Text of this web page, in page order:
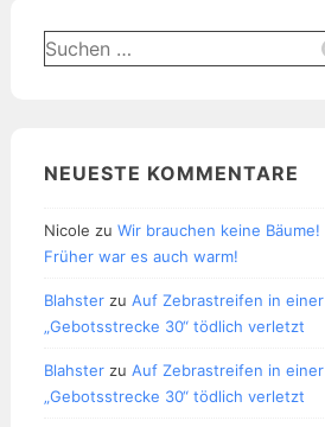
Suchen
nach:
NEUESTE KOMMENTARE
Nicole zu Wir brauchen keine Bäume!
Früher war es auch warm!
Blahster zu Auf Zebrastreifen in einer
„Gebotsstrecke 30“ tödlich verletzt
Blahster zu Auf Zebrastreifen in einer
„Gebotsstrecke 30“ tödlich verletzt